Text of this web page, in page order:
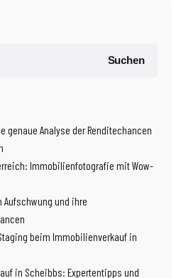
Suchen
genaue Analyse der Renditechancen
Immobilienfotografie mit Wow-
Aufschwung und ihre
beim Immobilienverkauf in
in Scheibbs: Expertentipps und